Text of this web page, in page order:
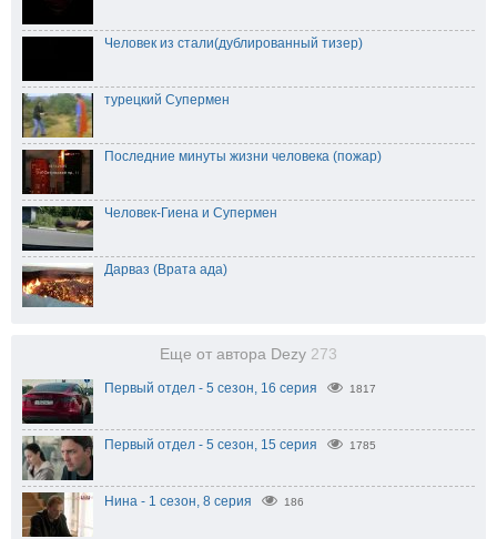
Человек из стали(дублированный тизер)
турецкий Супермен
Последние минуты жизни человека (пожар)
Человек-Гиена и Супермен
Дарваз (Врата ада)
Еще от автора Dezy 273
Первый отдел - 5 сезон, 16 серия 1817
Первый отдел - 5 сезон, 15 серия 1785
Нина - 1 сезон, 8 серия 186